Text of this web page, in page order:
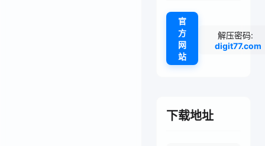
官
方
网
站
解压密码:
digit77.com
下载地址